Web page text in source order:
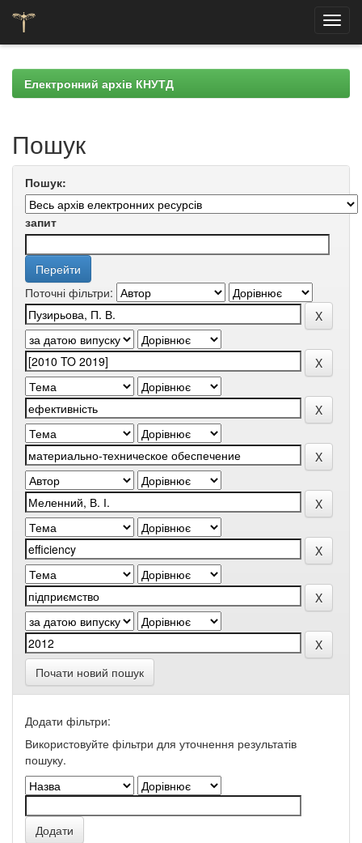
navigationЕлектронний архів КНУТД
Пошук
Пошук:
запит
Поточні фільтри:
Почати новий пошук
Додати фільтри:
Використовуйте фільтри для уточнення результатів
пошуку.